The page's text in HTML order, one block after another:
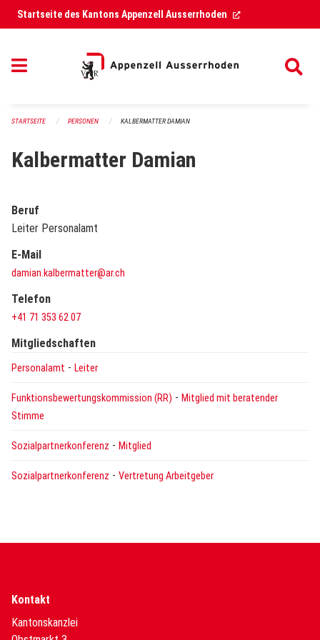
Navigation überspringen
Startseite des Kantons Appenzell Ausserrhoden (External Link)
STARTSEITE PERSONEN KALBERMATTER DAMIAN
Kalbermatter Damian
Beruf
Leiter Personalamt
E-Mail
damian.kalbermatter@ar.ch
Telefon
+41 71 353 62 07
Mitgliedschaften
Personalamt - Leiter
Funktionsbewertungskommission (RR) - Mitglied mit beratender
Stimme
Sozialpartnerkonferenz - Mitglied
Sozialpartnerkonferenz - Vertretung Arbeitgeber
Kontakt
Kantonskanzlei